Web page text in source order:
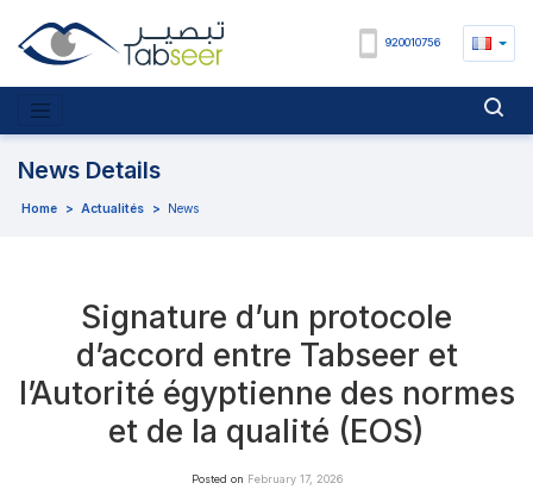
920010756
News Details
Home > Actualités > News
Signature d’un protocole
d’accord entre Tabseer et
l’Autorité égyptienne des normes
et de la qualité (EOS)
Posted on February 17, 2026